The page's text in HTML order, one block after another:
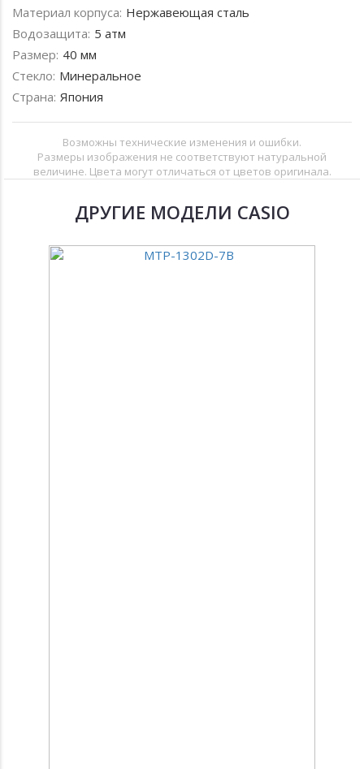
Материал корпуса: Нержавеющая сталь
Водозащита: 5 атм
Размер: 40 мм
Стекло: Минеральное
Страна: Япония
Возможны технические изменения и ошибки.
Размеры изображения не соответствуют натуральной
величине. Цвета могут отличаться от цветов оригинала.
ДРУГИЕ МОДЕЛИ CASIO